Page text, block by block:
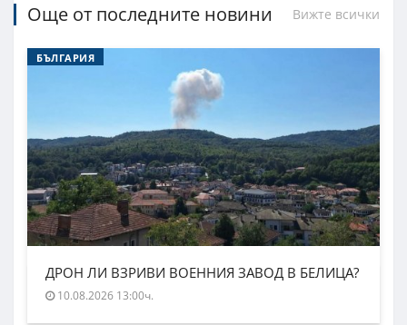
Още от последните новини Вижте всички
БЪЛГАРИЯ
ДРОН ЛИ ВЗРИВИ ВОЕННИЯ ЗАВОД В БЕЛИЦА?
10.08.2026 13:00ч.